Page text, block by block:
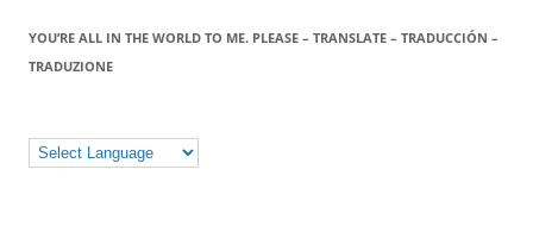
YOU’RE ALL IN THE WORLD TO ME. PLEASE – TRANSLATE – TRADUCCIÓN –
TRADUZIONE